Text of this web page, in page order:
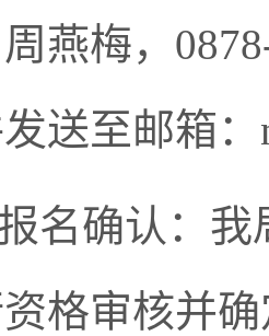
燕梅，
送至邮箱：
报名确认：
格审核并